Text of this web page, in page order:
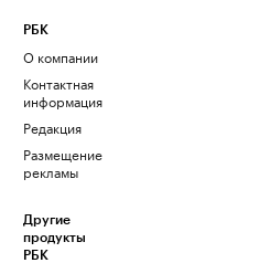
РБК
О компании
Контактная
информация
Редакция
Размещение
рекламы
Другие
продукты
РБК